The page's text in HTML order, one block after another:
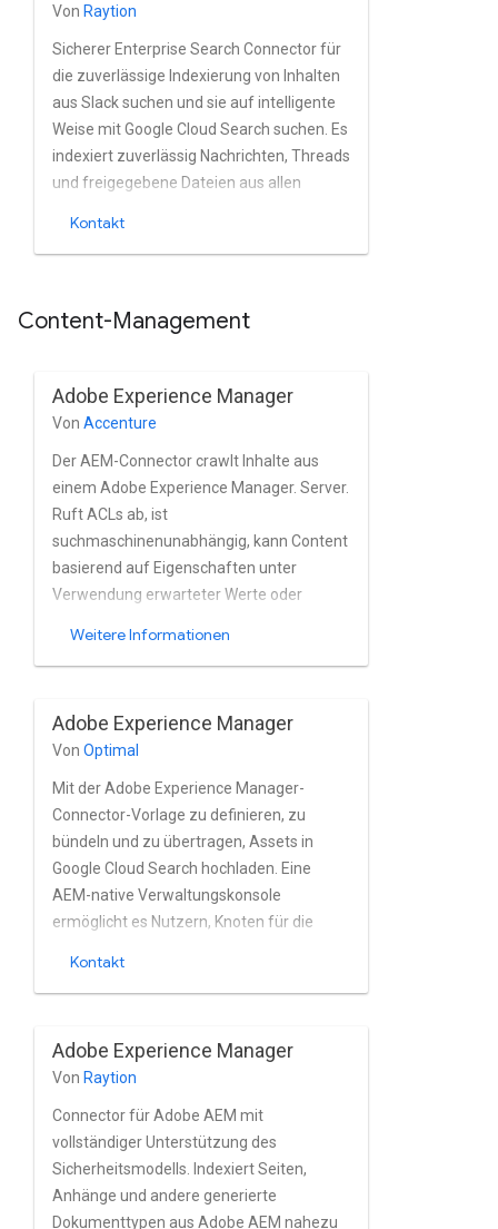
unterstützt.
Von Raytion
Sicherer Enterprise Search Connector für
die zuverlässige Indexierung von Inhalten
aus Slack suchen und sie auf intelligente
Weise mit Google Cloud Search suchen. Es
indexiert zuverlässig Nachrichten, Threads
und freigegebene Dateien aus allen
Kontakt
Content-Management
Adobe Experience Manager
Von Accenture
Der AEM-Connector crawlt Inhalte aus
einem Adobe Experience Manager. Server.
Ruft ACLs ab, ist
suchmaschinenunabhängig, kann Content
basierend auf Eigenschaften unter
Verwendung erwarteter Werte oder
Page- und Asset-Objekte abrufen können.
Weitere Informationen
Adobe Experience Manager
Von Optimal
Mit der Adobe Experience Manager-
Connector-Vorlage zu definieren, zu
bündeln und zu übertragen, Assets in
Google Cloud Search hochladen. Eine
AEM-native Verwaltungskonsole
ermöglicht es Nutzern, Knoten für die
für den Backfill und zur Weiterleitung von
Inhalten.
Kontakt
Adobe Experience Manager
Von Raytion
Connector für Adobe AEM mit
vollständiger Unterstützung des
Sicherheitsmodells. Indexiert Seiten,
Anhänge und andere generierte
Dokumenttypen aus Adobe AEM nahezu